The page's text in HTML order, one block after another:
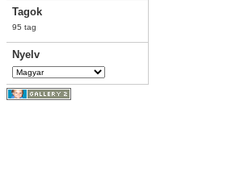
Tagok
95 tag
Nyelv